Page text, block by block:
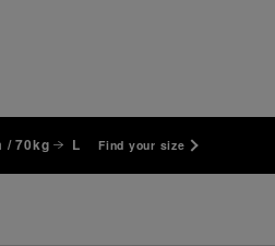
/ 70kg L Find your size